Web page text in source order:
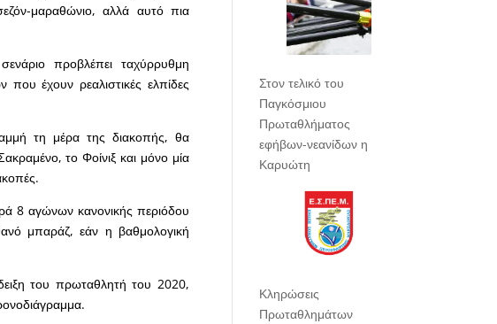
μαραθώνιο, αλλά αυτό πια
προβλέπει ταχύρρυθμη
έχουν ρεαλιστικές ελπίδες
τη μέρα της διακοπής, θα
το Φοίνιξ και μόνο μία
8 αγώνων κανονικής περιόδου
μπαράζ, εάν η βαθμολογική
του πρωταθλητή του 2020,
Στον τελικό του
Παγκόσμιου
Πρωταθλήματος
εφήβων-νεανίδων η
Καρυώτη
Κληρώσεις
Πρωταθλημάτων